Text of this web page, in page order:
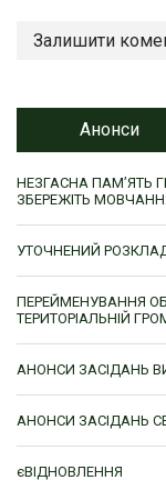
Залишити
Анонси
НЕЗГАСНА ПАМ’ЯТЬ
ЗБЕРЕЖІТЬ
УТОЧНЕНИЙ
ПЕРЕЙМЕНУВАННЯ
ТЕРИТОРІАЛЬНІЙ
АНОНСИ ЗАСІДАНЬ
АНОНСИ ЗАСІДАНЬ
єВІДНОВЛЕННЯ